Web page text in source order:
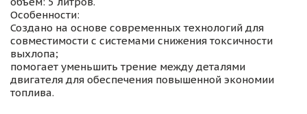
Особенности:
Создано на основе современных технологий для
совместимости с системами снижения токсичности
выхлопа;
помогает уменьшить трение между деталями
двигателя для обеспечения повышенной экономии
топлива.